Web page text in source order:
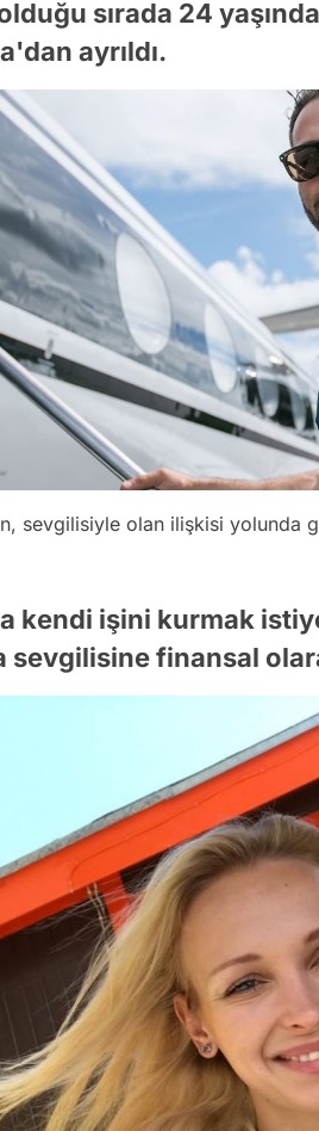
sırada 24
ayrıldı.
sevgilisiyle olan ilişkisi yolunda
kendi işini kurmak
sevgilisine finansal